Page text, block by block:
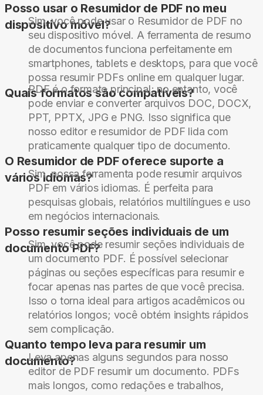
Posso usar o Resumidor de PDF no meu
dispositivo móvel?
Sim, você pode usar o Resumidor de PDF no
seu dispositivo móvel. A ferramenta de resumo
de documentos funciona perfeitamente em
smartphones, tablets e desktops, para que você
possa resumir PDFs online em qualquer lugar.
Quais formatos são compatíveis?
PDF é o formato principal; no entanto, você
pode enviar e converter arquivos DOC, DOCX,
PPT, PPTX, JPG e PNG. Isso significa que
nosso editor e resumidor de PDF lida com
praticamente qualquer tipo de documento.
O Resumidor de PDF oferece suporte a
vários idiomas?
Sim, nossa ferramenta pode resumir arquivos
PDF em vários idiomas. É perfeita para
pesquisas globais, relatórios multilíngues e uso
em negócios internacionais.
Posso resumir seções individuais de um
documento PDF?
Sim, você pode resumir seções individuais de
um documento PDF. É possível selecionar
páginas ou seções específicas para resumir e
focar apenas nas partes de que você precisa.
Isso o torna ideal para artigos acadêmicos ou
relatórios longos; você obtém insights rápidos
sem complicação.
Quanto tempo leva para resumir um
documento?
Leva apenas alguns segundos para nosso
editor de PDF resumir um documento. PDFs
mais longos, como redações e trabalhos,